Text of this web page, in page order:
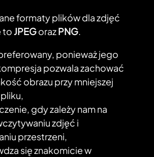
formaty plików dla zdjęć
to JPEGorazPNG.
ponieważ jego
pozwala zachować
obrazu przy mniejszej
gdy zależy nam na
zdjęć i
przestrzeni,
się znakomicie w